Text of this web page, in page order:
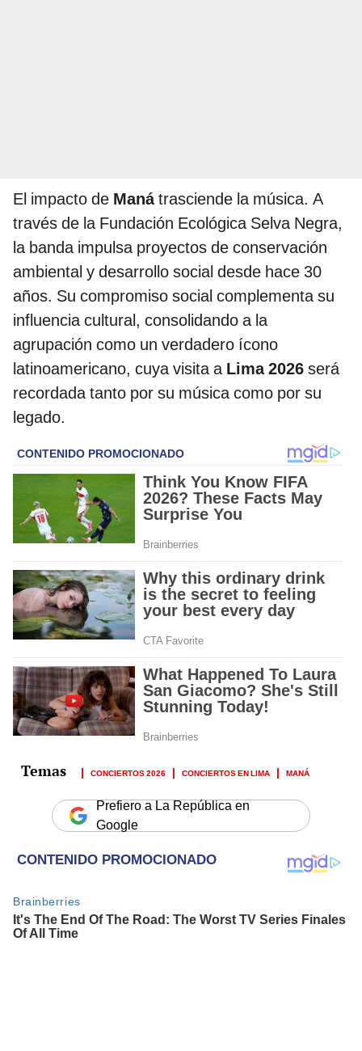
El impacto de Manátrasciende la música. A
través de la Fundación Ecológica Selva Negra,
la banda impulsa proyectos de conservación
ambiental y desarrollo social desde hace 30
años. Su compromiso social complementa su
influencia cultural, consolidando a la
agrupación como un verdadero ícono
latinoamericano, cuya visita a Lima 2026 será
recordada tanto por su música como por su
legado.
CONCIERTOS 2026 CONCIERTOS EN LIMA MANÁ
Prefiero a La República en
Google